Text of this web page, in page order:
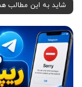
شاید به این مطالب